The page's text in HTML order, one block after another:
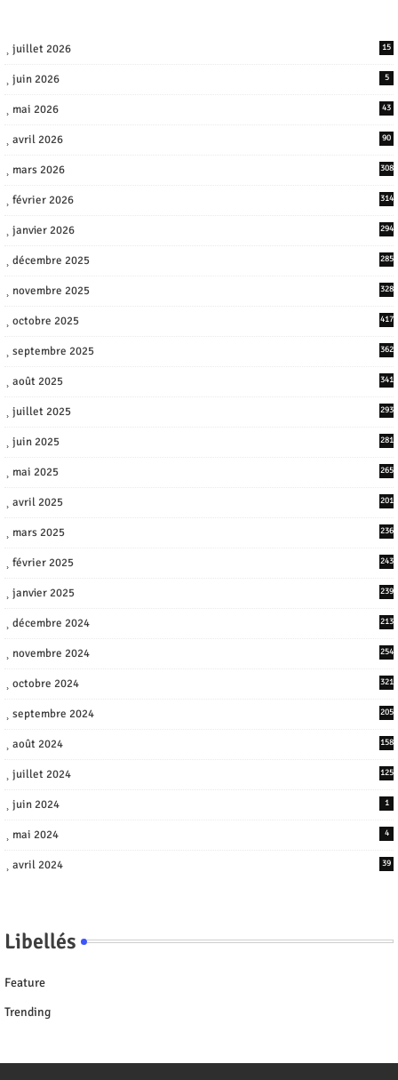
juillet 2026 15
juin 2026 5
mai 2026 43
avril 2026 90
mars 2026 308
février 2026 314
janvier 2026 294
décembre 2025 285
novembre 2025 328
octobre 2025 417
septembre 2025 362
août 2025 341
juillet 2025 293
juin 2025 281
mai 2025 265
avril 2025 201
mars 2025 236
février 2025 243
janvier 2025 239
décembre 2024 213
novembre 2024 254
octobre 2024 321
septembre 2024 205
août 2024 158
juillet 2024 125
juin 2024 1
mai 2024 4
avril 2024 39
Libellés
Feature
Trending